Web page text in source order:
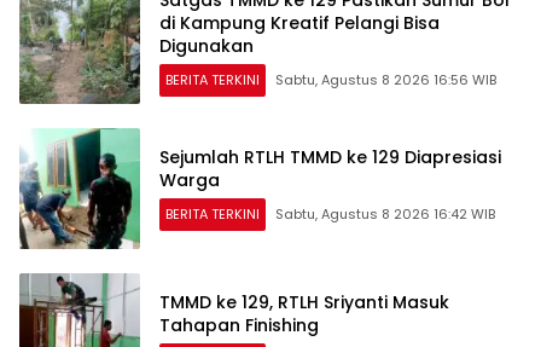
di Kampung Kreatif Pelangi Bisa
Digunakan
BERITA TERKINI Sabtu, Agustus 8 2026 16:56 WIB
Sejumlah RTLH TMMD ke 129 Diapresiasi
Warga
BERITA TERKINI Sabtu, Agustus 8 2026 16:42 WIB
TMMD ke 129, RTLH Sriyanti Masuk
Tahapan Finishing